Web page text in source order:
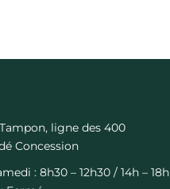
ligne des 400
Concession
:8h30 – 12h30 / 14h – 18h